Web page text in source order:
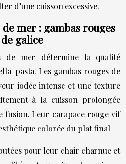
d’une cuisson excessive.
mer : gambas rouges
galice
de mer détermine la qualité
pasta. Les gambas rouges de
iodée intense et une texture
à la cuisson prolongée
fusion. Leur carapace rouge vif
colorée du plat final.
pour leur chair charnue et